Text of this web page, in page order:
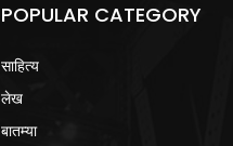
POPULAR CATEGORY
साहित्य
लेख
बातम्या